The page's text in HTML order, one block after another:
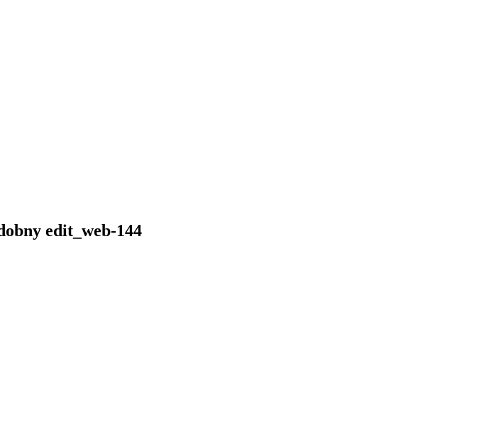
edit_web-144